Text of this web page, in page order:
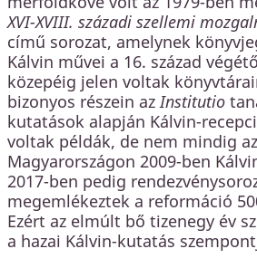
XVI-XVIII. századi szellemi
című sorozat, amelynek
Kálvin művei a 16. század
közepéig jelen voltak
bizonyos részein az Institutio
kutatások alapján Kálvin-
voltak példák, de nem mindig
Magyarországon 2009-ben
2017-ben pedig
megemlékeztek a reformáció
Ezért az elmúlt bő tizenegy év
a hazai Kálvin-kutatás